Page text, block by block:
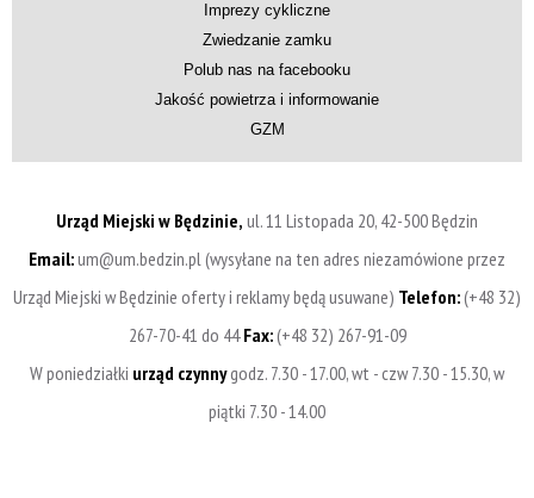
Imprezy cykliczne
Zwiedzanie zamku
Polub nas na facebooku
Jakość powietrza i informowanie
GZM
Urząd Miejski w Będzinie, ul. 11 Listopada 20, 42-500 Będzin
Email:um@um.bedzin.pl (wysyłane na ten adres niezamówione przez
Urząd Miejski w Będzinie oferty i reklamy będą usuwane) Telefon:(+48 32)
267-70-41 do 44Fax:(+48 32) 267-91-09
W poniedziałki urząd czynnygodz. 7.30 - 17.00, wt - czw 7.30 - 15.30, w
piątki 7.30 - 14.00